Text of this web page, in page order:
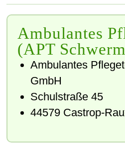
Ambulantes
(APT
Ambulantes
GmbH
Schulstraße 45
44579 Castrop-